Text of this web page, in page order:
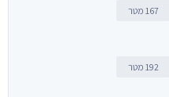
167 מטר
192 מטר